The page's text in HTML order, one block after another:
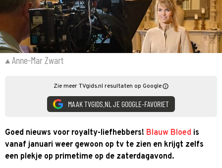
Anne-Mar Zwart
Zie meer TVgids.nl resultaten op Google
MAAK TVGIDS.NL JE GOOGLE-FAVORIET
Goed nieuws voor royalty-liefhebbers! Blauw Bloed is
vanaf januari weer gewoon op tv te zien en krijgt zelfs
een plekje op primetime op de zaterdagavond.